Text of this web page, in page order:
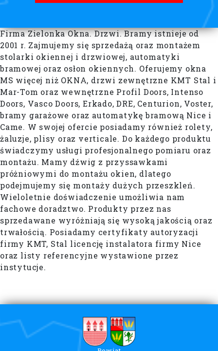
Firma Zielonka Okna. Drzwi. Bramy istnieje od
2001 r. Zajmujemy się sprzedażą oraz montażem
stolarki okiennej i drzwiowej, automatyki
bramowej oraz osłon okiennych. Oferujemy okna
MS więcej niż OKNA, drzwi zewnętrzne KMT Stal i
Mar-Tom oraz wewnętrzne Profil Doors, Intenso
Doors, Vasco Doors, Erkado, DRE, Centurion, Voster,
bramy garażowe oraz automatykę bramową Nice i
Came. W swojej ofercie posiadamy również rolety,
żaluzje, plisy oraz verticale. Do każdego produktu
świadczymy usługi profesjonalnego pomiaru oraz
montażu. Mamy dźwig z przyssawkami
próżniowymi do montażu okien, dlatego
podejmujemy się montaży dużych przeszkleń.
Wieloletnie doświadczenie umożliwia nam
fachowe doradztwo. Produkty przez nas
sprzedawane wyróżniają się wysoką jakością oraz
trwałością. Posiadamy certyfikaty autoryzacji
firmy KMT, Stal licencję instalatora firmy Nice
oraz listy referencyjne wystawione przez
instytucje.